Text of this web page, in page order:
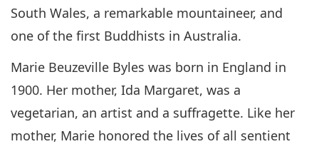
South Wales, a remarkable mountaineer, and
one of the first Buddhists in Australia.
Marie Beuzeville Byles was born in England in
1900. Her mother, Ida Margaret, was a
vegetarian, an artist and a suffragette. Like her
mother, Marie honored the lives of all sentient